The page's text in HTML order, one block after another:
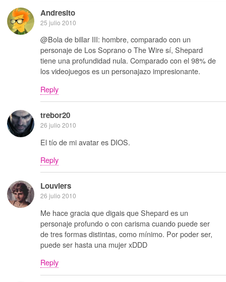
Andresito
25 julio 2010
@Bola de billar III: hombre, comparado con un
personaje de Los Soprano o The Wire sí, Shepard
tiene una profundidad nula. Comparado con el 98% de
los videojuegos es un personajazo impresionante.
Reply
trebor20
26 julio 2010
El tío de mi avatar es DIOS.
Reply
Louviers
26 julio 2010
Me hace gracia que digais que Shepard es un
personaje profundo o con carisma cuando puede ser
de tres formas distintas, como mínimo. Por poder ser,
puede ser hasta una mujer xDDD
Reply